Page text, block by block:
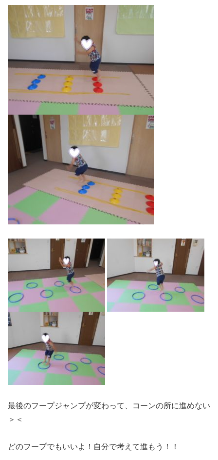
最後のフープジャンプが変わって、コーンの所に進めない
＞＜
どのフープでもいいよ！自分で考えて進もう！！